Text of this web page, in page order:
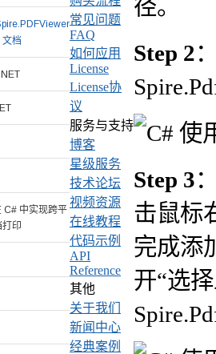
径。
Step 2
Step 3
击鼠标
完成添
开“选
文档
C# 中实现跨平
打印
常见问题
FAQ
如何应用
License
License协
议
服务与支持
博客
星级服务
技术论坛
视频资源
在线教程
代码示例
API
Reference
其他
关于我们
新闻中心
经典案例